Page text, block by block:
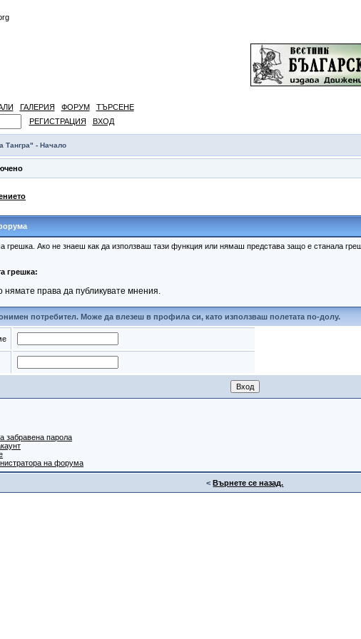
ГАЛЕРИЯ ФОРУМ
ТЪРСЕНЕ
РЕГИСТРАЦИЯ
ВХОД
Тангра" - Начало
грешка. Ако не знаеш как да използваш тази функция или нямаш представа защо е станала
грешка:
права да публикувате мнения.
потребител. Може да влезеш в профила си, като използваш полетата по-долу.
забравена парола
на форума
<Върнете се назад.